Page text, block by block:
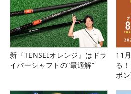
新『TENSEIオレンジ』はドラ
イバーシャフトの“最適解”
11
る
ポン